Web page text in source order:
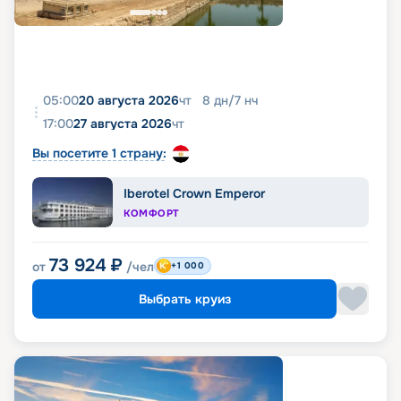
05:0020 августа 2026чт 8 дн/7 нч
17:0027 августа 2026чт
Вы посетите 1 страну:
Iberotel Crown Emperor
КОМФОРТ
от 73 924 ₽ /чел +1 000
Выбрать круиз